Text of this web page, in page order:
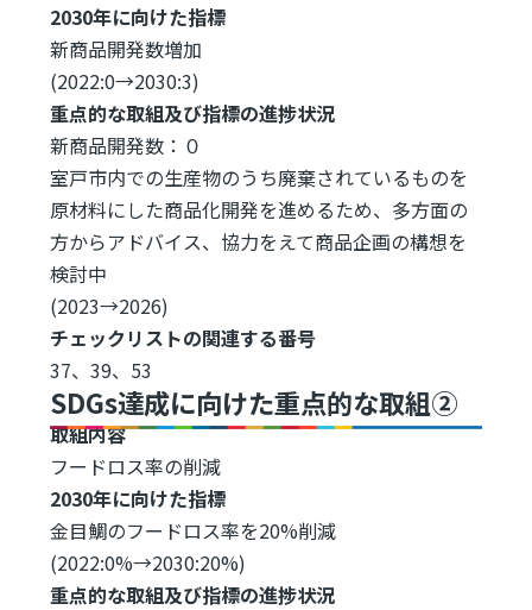
2030年に向けた指標
新商品開発数増加
(2022:0→2030:3)
重点的な取組及び指標の進捗状況
新商品開発数：０
室戸市内での生産物のうち廃棄されているものを
原材料にした商品化開発を進めるため、多方面の
方からアドバイス、協力をえて商品企画の構想を
検討中
(2023→2026)
チェックリストの関連する番号
37、39、53
SDGs達成に向けた重点的な取組②
取組内容
フードロス率の削減
2030年に向けた指標
金目鯛のフードロス率を20%削減
(2022:0%→2030:20%)
重点的な取組及び指標の進捗状況